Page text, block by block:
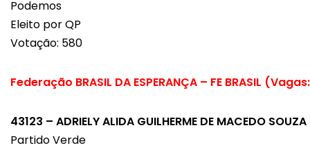
Podemos
Eleito por QP
Votação: 580
Federação BRASIL DA ESPERANÇA – FE BRASIL
43123 – ADRIELY ALIDA GUILHERME DE MACEDO SOUZA
Partido Verde